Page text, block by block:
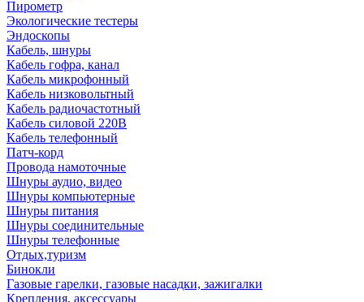
Пирометр
Экологические тестеры
Эндоскопы
Кабель, шнуры
Кабель гофра, канал
Кабель микрофонный
Кабель низковольтный
Кабель радиочастотный
Кабель силовой 220В
Кабель телефонный
Патч-корд
Провода намоточные
Шнуры аудио, видео
Шнуры компьютерные
Шнуры питания
Шнуры соединительные
Шнуры телефонные
Отдых,туризм
Бинокли
Газовые гарелки, газовые насадки, зажигалки
Крепления, аксессуары